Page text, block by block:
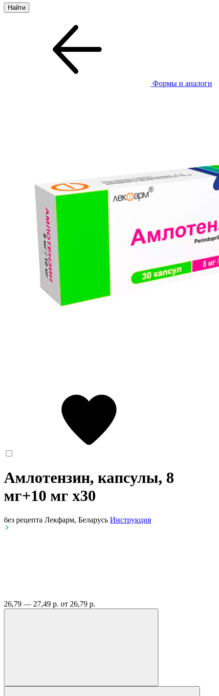
Формы и аналоги
Амлотензин, капсулы, 8
мг+10 мг x30
без рецепта Лекфарм, Беларусь Инструкция
26,79 — 27,49 р. от 26,79 р.